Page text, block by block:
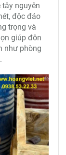
nguyên
độc đáo
trọng và
giúp đôn
như phòng